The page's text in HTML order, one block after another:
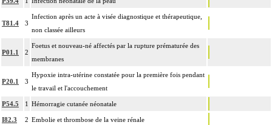
T81.4 3
Infection après un acte à visée diagnostique et thérapeutique,
non classée ailleurs
P01.1 2
Foetus et nouveau-né affectés par la rupture prématurée des
membranes
P20.1 3
Hypoxie intra-utérine constatée pour la première fois pendant
le travail et l'accouchement
P54.5 1 Hémorragie cutanée néonatale
I82.3 2 Embolie et thrombose de la veine rénale